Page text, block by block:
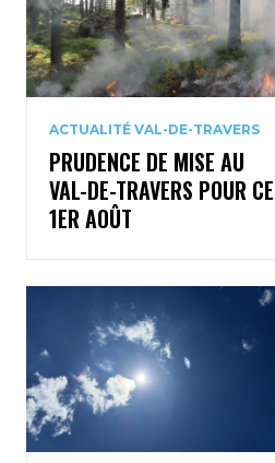
ACTUALITÉ VAL-DE-TRAVERS
PRUDENCE DE MISE AU
VAL-DE-TRAVERS POUR CE
1ER AOÛT